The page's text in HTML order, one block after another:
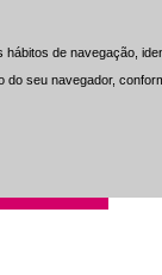
de navegação,
seu navegador,
de navegação,
seu navegador,